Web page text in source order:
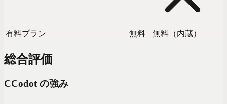
有料プラン 無料 無料（内蔵）
総合評価
CCodot の強み